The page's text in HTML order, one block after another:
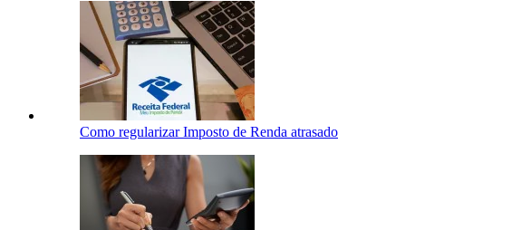
Como regularizar Imposto de Renda atrasado